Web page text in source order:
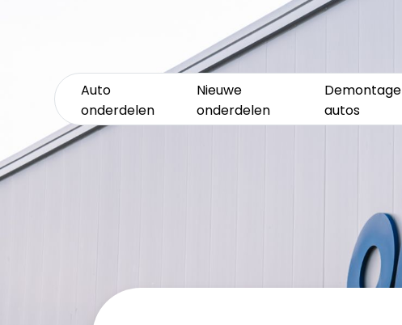
Auto
onderdelen
Nieuwe
onderdelen
Demontage
autos